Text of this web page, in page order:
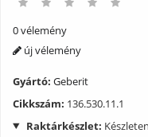
Vízcsatlakozás 3/8" oldalt
jobb/bal oldalon,
238.190.00.1 cikkszámú
0 vélemény
új vélemény
Gyártó: Geberit
Cikkszám: 136.530.11.1
Raktárkészlet: Készleten